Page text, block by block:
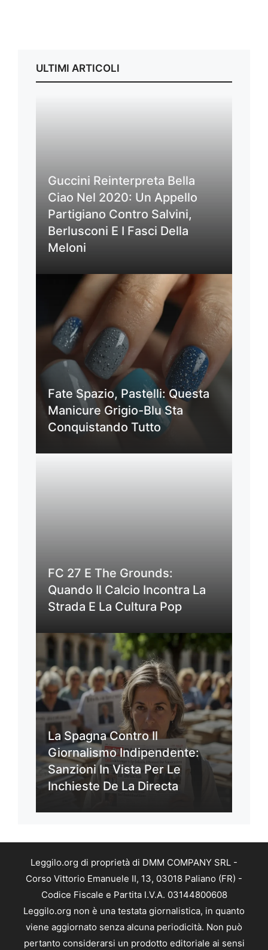
ULTIMI ARTICOLI
Guccini Reinterpreta Bella
Ciao Nel 2020: Un Appello
Partigiano Contro Salvini,
Berlusconi E I Fasci Della
Meloni
Fate Spazio, Pastelli: Questa
Manicure Grigio-Blu Sta
Conquistando Tutto
FC 27 E The Grounds:
Quando Il Calcio Incontra La
Strada E La Cultura Pop
La Spagna Contro Il
Giornalismo Indipendente:
Sanzioni In Vista Per Le
Inchieste De La Directa
Leggilo.org di proprietà di DMM COMPANY SRL -
Corso Vittorio Emanuele II, 13, 03018 Paliano (FR) -
Codice Fiscale e Partita I.V.A. 03144800608
Leggilo.org non è una testata giornalistica, in quanto
viene aggiornato senza alcuna periodicità. Non può
pertanto considerarsi un prodotto editoriale ai sensi